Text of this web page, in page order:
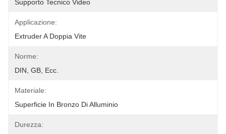
Supporto Tecnico Video
Applicazione:
Extruder A Doppia Vite
Norme:
DIN, GB, Ecc.
Materiale:
Superficie In Bronzo Di Alluminio
Durezza: